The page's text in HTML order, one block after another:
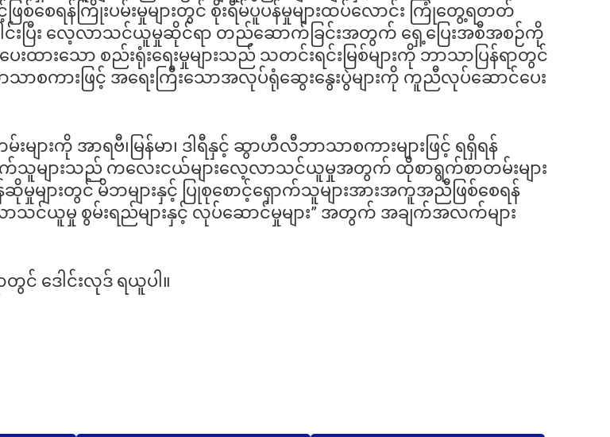
ြစ်စေရန်ကြိုးပမ်းမှုများတွင် စိုးရိမ်ပူပန်မှုများထပ်လောင်း ကြုံတွေ့ရတတ်
ပေါင်းပြီး လေ့လာသင်ယူမှုဆိုင်ရာ တည်ဆောက်ခြင်းအတွက် ရှေ့ပြေးအစီအစဉ်ကို
ားသော စည်းရုံးရေးမှုများသည် သတင်းရင်းမြစ်များကို ဘာသာပြန်ရာတွင်
ာစကားဖြင့် အရေးကြီးသောအလုပ်ရုံဆွေးနွေးပွဲများကို ကူညီလုပ်ဆောင်ပေး
းများကို အာရဗီ၊မြန်မာ၊ ဒါရီနှင့် ဆွာဟီလီဘာသာစကားများဖြင့် ရရှိရန်
ောက်သူများသည် ကလေးငယ်များလေ့လာသင်ယူမှုအတွက် ထိုစာရွက်စာတမ်းများ
ျားတွင် မိဘများနှင့် ပြုစုစောင့်ရှောက်သူများအားအကူအညီဖြစ်စေရန်
င်ယူမှု စွမ်းရည်များနှင့် လုပ်ဆောင်မှုများ” အတွက် အချက်အလက်များ
င် ဒေါင်းလုဒ် ရယူပါ။